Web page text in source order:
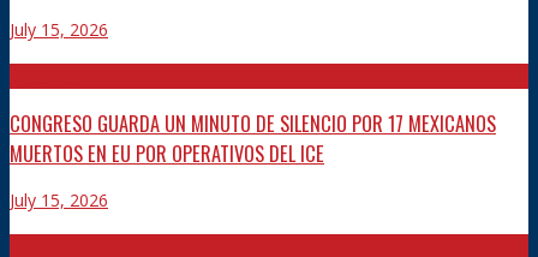
July 15, 2026
CONGRESO GUARDA UN MINUTO DE SILENCIO POR 17 MEXICANOS
MUERTOS EN EU POR OPERATIVOS DEL ICE
July 15, 2026